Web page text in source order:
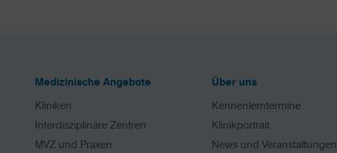
Medizinische Angebote
Kliniken
Interdisziplinäre Zentren
MVZ und Praxen
Über uns
Kennenlerntermine
Klinikportrait
News und Veranstaltungen